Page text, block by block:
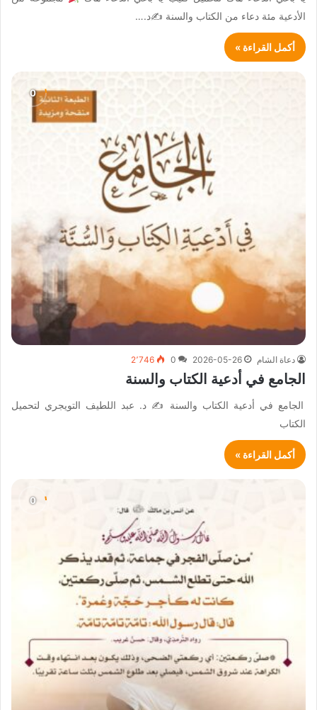
الأدعية مئة دعاء من الكتاب والسنة ✍د.…
أكمل القراءة »
دعاة الشام 2026-05-26
0 2٬746
الجامع في أدعية الكتاب والسنة
الجامع في أدعية الكتاب والسنة ✍️ د. عبد اللطيف التويجري لتحميل
الكتاب
أكمل القراءة »